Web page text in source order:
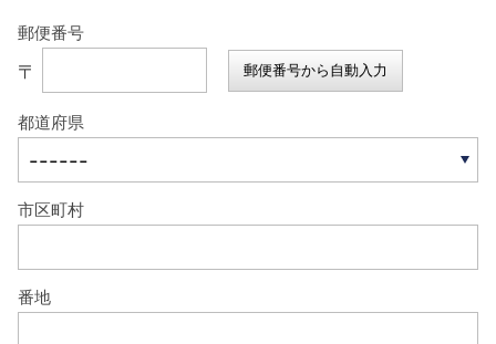
郵便番号
〒 郵便番号から自動入力
都道府県
市区町村
番地